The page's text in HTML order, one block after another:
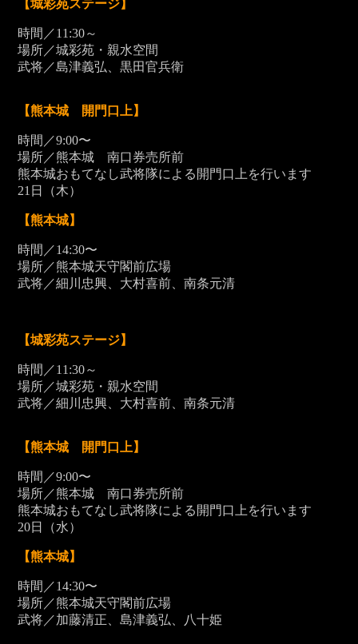
【城彩苑ステージ】
時間／11:30～
場所／城彩苑・親水空間
武将／島津義弘、黒田官兵衛
【熊本城 開門口上】
時間／9:00〜
場所／熊本城 南口券売所前
熊本城おもてなし武将隊による開門口上を行います
21 日（木）
【熊本城】
時間／14:30〜
場所／熊本城天守閣前広場
武将／細川忠興、大村喜前、南条元清
【城彩苑ステージ】
時間／11:30～
場所／城彩苑・親水空間
武将／細川忠興、大村喜前、南条元清
【熊本城 開門口上】
時間／9:00〜
場所／熊本城 南口券売所前
熊本城おもてなし武将隊による開門口上を行います
20日（水）
【熊本城】
時間／14:30〜
場所／熊本城天守閣前広場
武将／加藤清正、島津義弘、八十姫